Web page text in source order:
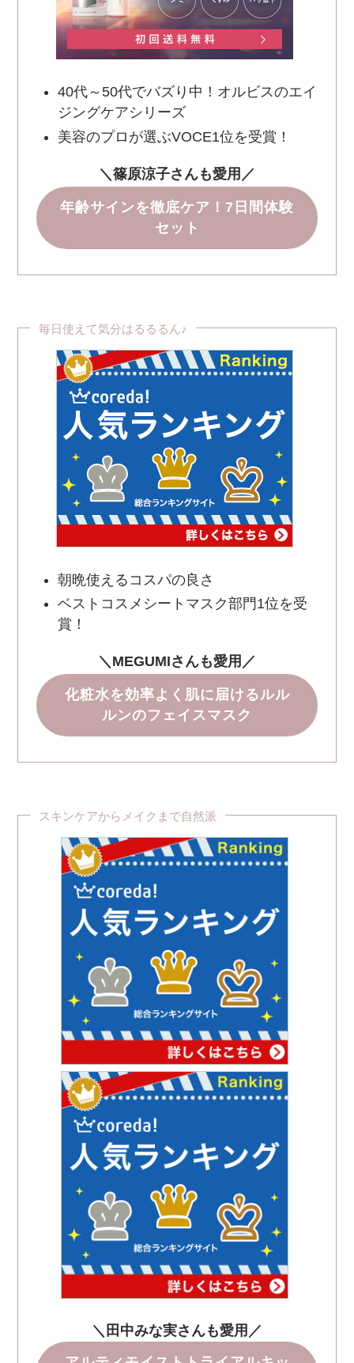
40代～50代でバズり中！オルビスのエイ
ジングケアシリーズ
美容のプロが選ぶVOCE1位を受賞！
＼篠原涼子さんも愛用／
年齢サインを徹底ケア！7日間体験
セット
毎日使えて気分はるるるん♪
朝晩使えるコスパの良さ
ベストコスメシートマスク部門1位を受
賞！
＼MEGUMIさんも愛用／
化粧水を効率よく肌に届けるルル
ルンのフェイスマスク
スキンケアからメイクまで自然派
＼田中みな実さんも愛用／